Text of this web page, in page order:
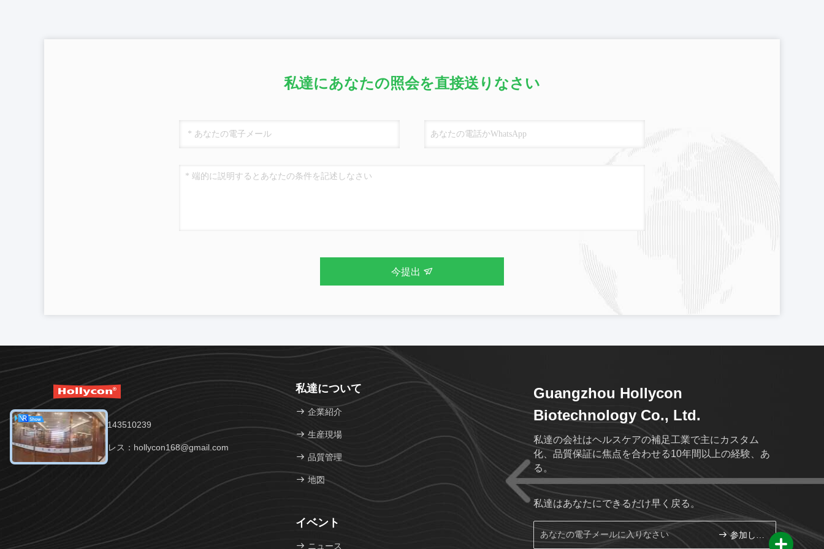
私達にあなたの照会を直接送りなさい
今提出
Tel：86-13143510239
メールアドレス：hollycon168@gmail.com
私達について
企業紹介
生産現場
品質管理
地図
イベント
ニュース
Guangzhou Hollycon
Biotechnology Co., Ltd.
私達の会社はヘルスケアの補足工業で主にカスタム
化、品質保証に焦点を合わせる10年間以上の経験、あ
る。
私達はあなたにできるだけ早く戻る。
参加しなさい